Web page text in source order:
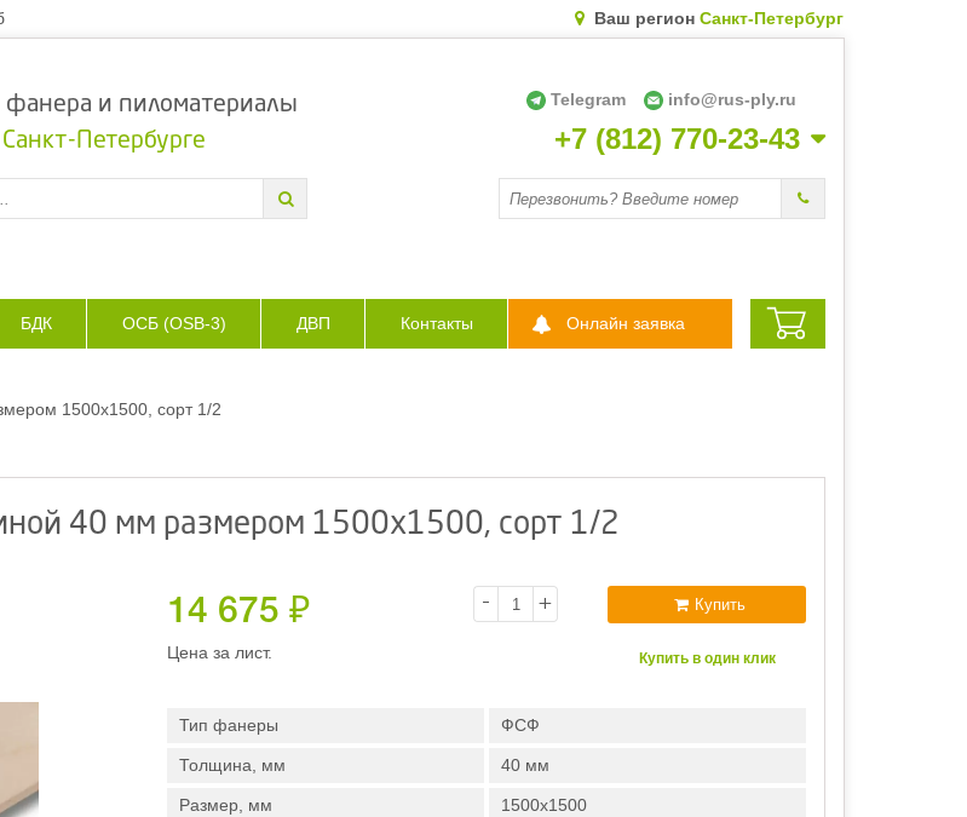
Ваш регион Санкт-Петербург
фанера и пиломатериалы
Петербурге
Telegram info@rus-ply.ru
+7 (812) 770-23-43
БДК ОСБ (OSB-3) ДВП Контакты Онлайн заявка
1500х1500, сорт 1/2
40 мм размером 1500х1500, сорт 1/2
14 675 ₽
Цена за лист.
- + Купить
Купить в один клик
Тип фанеры ФСФ
Толщина, мм 40 мм
Размер, мм 1500х1500